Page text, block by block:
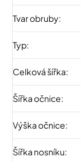
Tvar obruby:
Typ:
Celková šířka:
Šířka očnice:
Výška očnice:
Šířka nosníku: